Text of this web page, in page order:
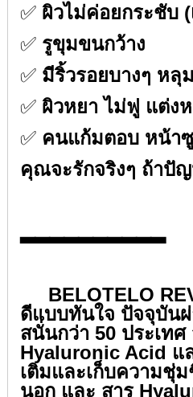
✅ ผิวไม่ค่อยกระชับ
✅ รูขุมขนกว้าง⁣⁣
✅ มีริ้วรอยบางๆ หลุ
✅ ผิวหยา ไม่ฟู แต่ง
✅ คนแก้มตอบ หน้า
คุณจะรักจริงๆ ถ้าปั
▂▂▂▂▂▂▂▂▂▂⁣⁣
BELOTELO
ดีแบบทันใจ ปัจจุบัน
สนั่นกว่า 50 ประเท
Hyaluronic Acid แ
เติมและเก็บความชุ่
นอก และ สาร